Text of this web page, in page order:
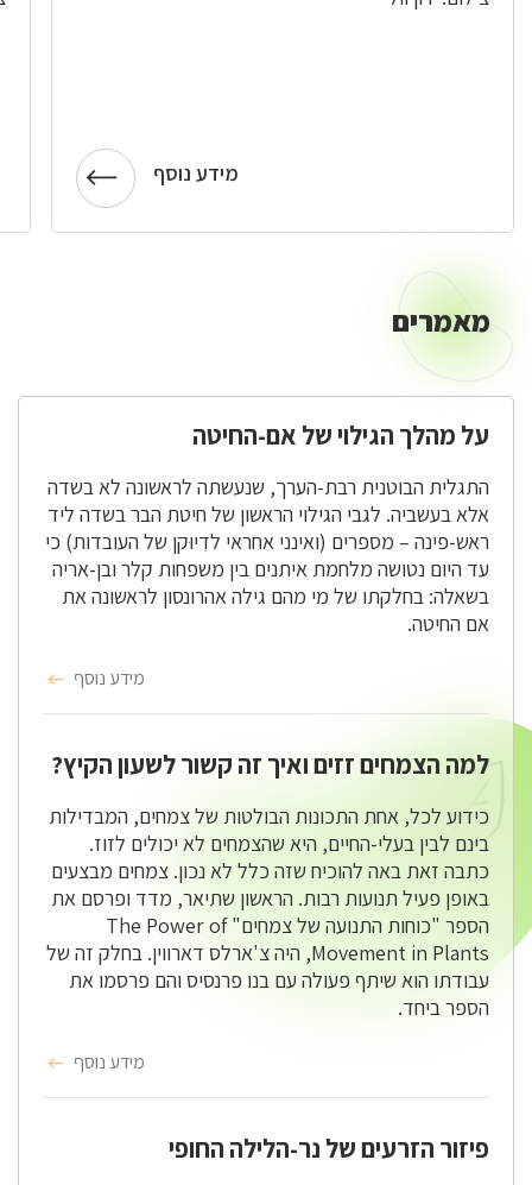
מידע נוסף
מאמרים
מאמרים
על מהלך הגילוי של אם-החיטה
התגלית הבוטנית רבת-הערך, שנעשתה לראשונה לא בשדה
אלא בעשביה. לגבי הגילוי הראשון של חיטת הבר בשדה ליד
ראש-פינה – מספרים (ואינני אחראי לדִיוּקן של העובדות) כי
עד היום נטושה מלחמת איתנים בין משפחות קלר ובן-אריה
בשאלה: בחלקתו של מי מהם גילה אהרונסון לראשונה את
אם החיטה.
מידע נוסף
למה הצמחים זזים ואיך זה קשור לשעון הקיץ?
כידוע לכל, אחת התכונות הבולטות של צמחים, המבדילות
בינם לבין בעלי-החיים, היא שהצמחים לא יכולים לזוז.
כתבה זאת באה להוכיח שזה כלל לא נכון. צמחים מבצעים
באופן פעיל תנועות רבות. הראשון שתיאר, מדד ופרסם את
הספר "כוחות התנועה של צמחים" The Power of
Movement in Plants, היה צ'ארלס דארווין. בחלק זה של
עבודתו הוא שיתף פעולה עם בנו פרנסיס והם פרסמו את
הספר ביחד.
מידע נוסף
פיזור הזרעים של נר-הלילה החופי